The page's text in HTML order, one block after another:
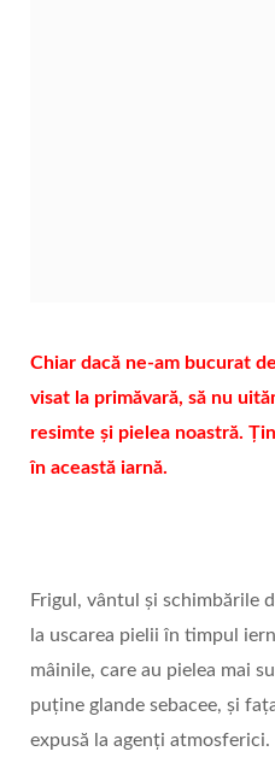
Chiar dacă ne-am bucurat
visat la primăvară, să nu
resimte și pielea noastră.
în această iarnă.
Frigul, vântul și schimbările
la uscarea pielii în timpul
mâinile, care au pielea mai
puține glande sebacee, și
expusă la agenți atmosferici.